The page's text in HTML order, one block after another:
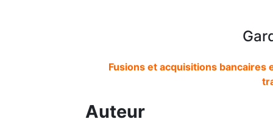
Fusions et acquisitions
Auteur